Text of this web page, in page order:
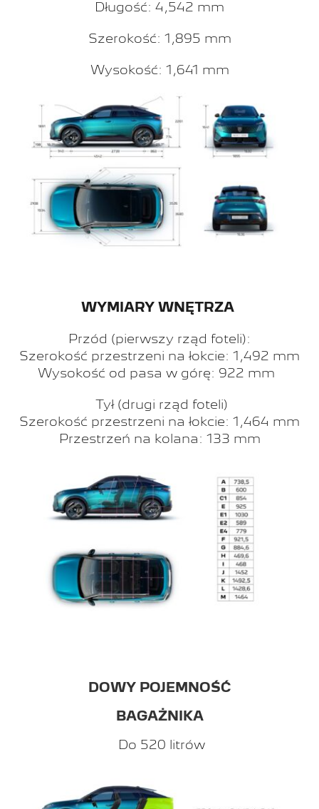
Długość: 4,542 mm
Szerokość: 1,895 mm
Wysokość: 1,641 mm
WYMIARY WNĘTRZA
Przód (pierwszy rząd foteli):
Szerokość przestrzeni na łokcie: 1,492 mm
Wysokość od pasa w górę: 922 mm
Tył (drugi rząd foteli)
Szerokość przestrzeni na łokcie: 1,464 mm
Przestrzeń na kolana: 133 mm
DOWY POJEMNOŚĆ
BAGAŻNIKA
Do 520 litrów